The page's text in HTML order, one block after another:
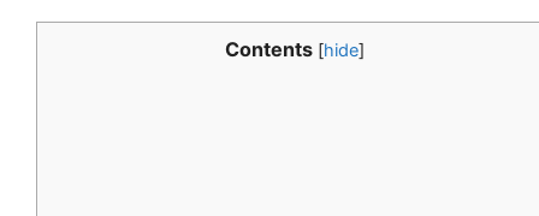
Contents [hide]